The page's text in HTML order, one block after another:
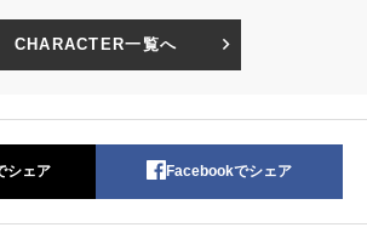
CHARACTER一覧へ
シェア Facebookでシェア